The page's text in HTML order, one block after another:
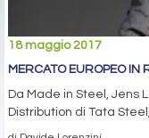
18 maggio 2017
MERCATO EUROPEO IN
Da Made in Steel, Jens
Distribution di Tata